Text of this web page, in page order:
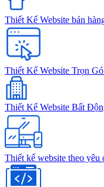
Thiết Kế Website bán
Thiết Kế Website Trọn
Thiết Kế Website Bất
Thiết kế website theo yêu